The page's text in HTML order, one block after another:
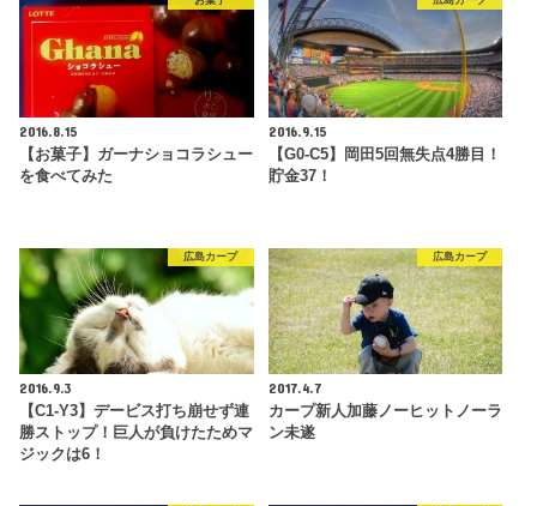
2016.8.15
【お菓子】ガーナショコラシュー
を食べてみた
2016.9.15
【G0-C5】岡田5回無失点4勝目！
貯金37！
広島カープ
2016.9.3
【C1-Y3】デービス打ち崩せず連
勝ストップ！巨人が負けたためマ
ジックは6！
広島カープ
2017.4.7
カープ新人加藤ノーヒットノーラ
ン未遂